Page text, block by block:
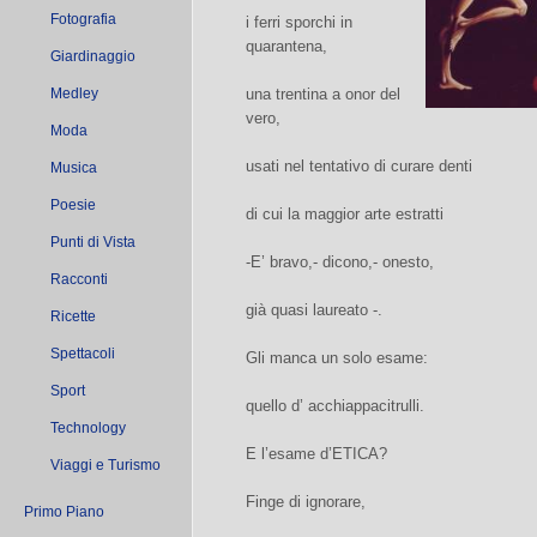
Fotografia
Giardinaggio
Medley
Moda
Musica
Poesie
Punti di Vista
Racconti
Ricette
Spettacoli
Sport
Technology
Viaggi e Turismo
Primo Piano
i ferri sporchi in
quarantena,
una trentina a onor del
vero,
usati nel tentativo di curare denti
di cui la maggior arte estratti
-E’ bravo,- dicono,- onesto,
già quasi laureato -.
Gli manca un solo esame:
quello d’ acchiappacitrulli.
E l’esame d’ETICA?
Finge di ignorare,